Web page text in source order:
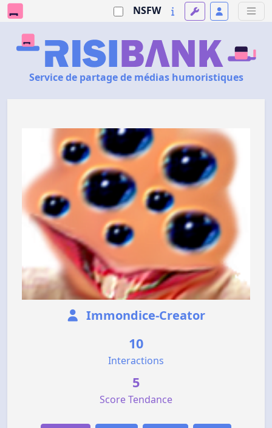
NSFW
Service de partage de médias humoristiques
Immondice-Creator
10
Interactions
5
Score Tendance